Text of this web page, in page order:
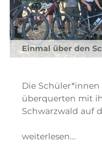
Einmal über den
Die Schüler*innen
überquerten mit
Schwarzwald auf
weiterlesen...